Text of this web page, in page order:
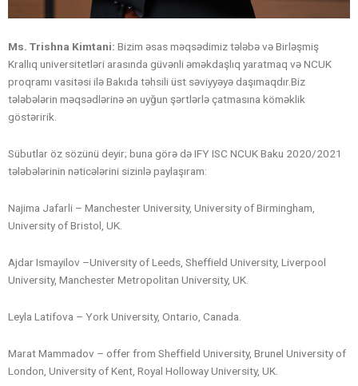
Ms. Trishna Kimtani: Bizim əsas məqsədimiz tələbə və Birləşmiş
Krallıq universitetləri arasında güvənli əməkdaşlıq yaratmaq və NCUK
proqramı vasitəsi ilə Bakıda təhsili üst səviyyəyə daşımaqdır.Biz
tələbələrin məqsədlərinə ən uyğun şərtlərlə çatmasına köməklik
göstəririk.
Sübutlar öz sözünü deyir; buna görə də IFY ISC NCUK Baku 2020/2021
tələbələrinin nəticələrini sizinlə paylaşıram:
Najima Jafarli – Manchester University, University of Birmingham,
University of Bristol, UK.
Ajdar Ismayilov –University of Leeds, Sheffield University, Liverpool
University, Manchester Metropolitan University, UK.
Leyla Latifova – York University, Ontario, Canada.
Marat Mammadov – offer from Sheffield University, Brunel University of
London, University of Kent, Royal Holloway University, UK.